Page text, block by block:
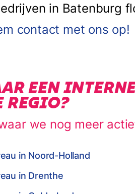
in Batenburg
contact met ons op!
EEN
REGIO?
we nog meer
in Noord-Holland
in Drenthe